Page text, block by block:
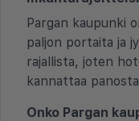
Pargan kaupunki
paljon portaita ja
rajallista, joten
kannattaa
Onko Pargan